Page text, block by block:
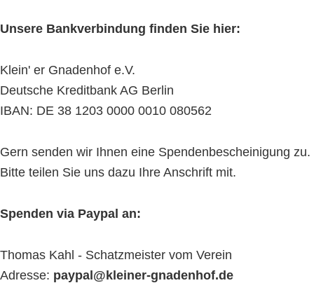
Unsere Bankverbindung finden Sie hier:
Klein' er Gnadenhof e.V.
Deutsche Kreditbank AG Berlin
IBAN: DE 38 1203 0000 0010 080562
Gern senden wir Ihnen eine Spendenbescheinigung zu.
Bitte teilen Sie uns dazu Ihre Anschrift mit.
Spenden via Paypal an:
Thomas Kahl - Schatzmeister vom Verein
Adresse: paypal@kleiner-gnadenhof.de